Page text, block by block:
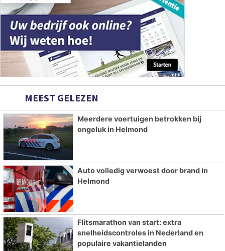
MEEST GELEZEN
Meerdere voertuigen betrokken bij
ongeluk in Helmond
Auto volledig verwoest door brand in
Helmond
Flitsmarathon van start: extra
snelheidscontroles in Nederland en
populaire vakantielanden